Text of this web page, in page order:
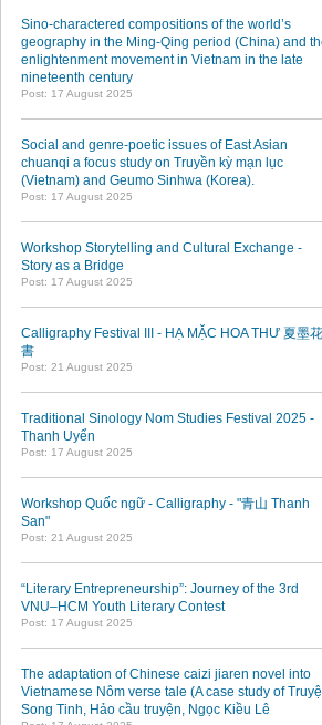
Sino-charactered compositions of the world’s
geography in the Ming-Qing period (China) and
enlightenment movement in Vietnam in the late
nineteenth century
Post: 17 August 2025
Social and genre-poetic issues of East Asian
chuanqi a focus study on Truyền kỳ mạn lục
(Vietnam) and Geumo Sinhwa (Korea).
Post: 17 August 2025
Workshop Storytelling and Cultural Exchange -
Story as a Bridge
Post: 17 August 2025
Calligraphy Festival III - HẠ MẶC HOA THƯ 夏墨花
書
Post: 21 August 2025
Traditional Sinology Nom Studies Festival 2025 -
Thanh Uyển
Post: 17 August 2025
Workshop Quốc ngữ - Calligraphy - "青山 Thanh
San"
Post: 21 August 2025
“Literary Entrepreneurship”: Journey of the 3rd
VNU–HCM Youth Literary Contest
Post: 17 August 2025
The adaptation of Chinese caizi jiaren novel into
Vietnamese Nôm verse tale (A case study of
Song Tinh, Hảo cầu truyện, Ngọc Kiều Lê